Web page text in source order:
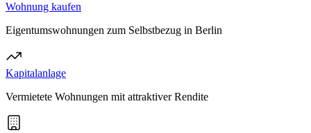
Wohnung kaufen
Eigentumswohnungen zum Selbstbezug in Berlin
Kapitalanlage
Vermietete Wohnungen mit attraktiver Rendite